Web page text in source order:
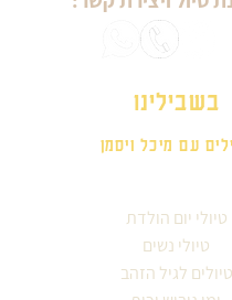
בשבילינו
עם מיכל ויסמן
טיולי יום הולדת
טיולי נשים
טיולים לגיל הזהב